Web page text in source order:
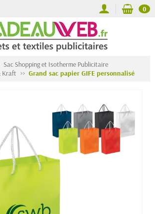
0
Sac Shopping et Isotherme Publicitaire
Kraft
Grand sac papier GIFE personnalisé